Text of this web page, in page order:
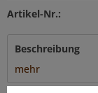
Artikel-Nr.:
Beschreibung
mehr